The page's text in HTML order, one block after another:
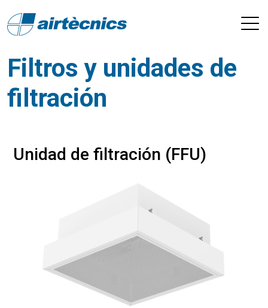
Filtros y unidades de
filtración
Unidad de filtración (FFU)